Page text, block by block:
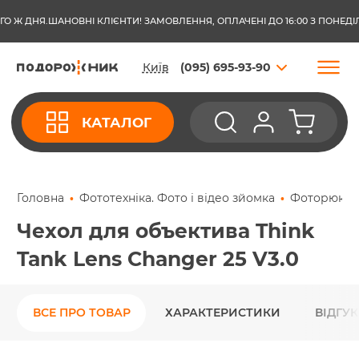
ШАНОВНІ КЛІЄНТИ! ЗАМОВЛЕННЯ, ОПЛАЧЕНІ ДО 16:00 З ПОНЕДІЛКА
Київ (095) 695-93-90
КАТАЛОГ
Головна Фототехніка. Фото і відео зйомка
Чехол для объектива Think
Tank Lens Changer 25 V3.0
ВСЕ ПРО ТОВАР ХАРАКТЕРИСТИКИ